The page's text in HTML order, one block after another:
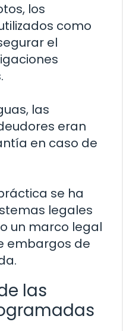
los
como
el
las
eran
en caso de
se ha
legales
un marco legal
embargos de
las